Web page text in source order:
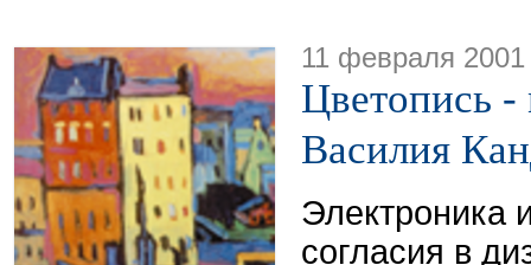
11 февраля 2001
Цветопись -
Василия
Электроника
согласия в